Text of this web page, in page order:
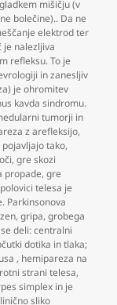
gladkem mišičju (v
bolečine).. Da ne
elektrod ter
je nalezljiva
refleksu. To je
in zanesljiv
je ohromitev
kavda sindromu.
tumorji in
z arefleksijo,
tako,
,gre skozi
propade,gre
telesa je
Parkinsonova
,gripa,grobega
deli: centralni
dotika in tlaka;
, hemipareza na
strani telesa,
simplex in je
sliko